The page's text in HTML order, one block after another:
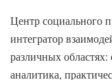
Центр социального
интегратор
различных
аналитика,